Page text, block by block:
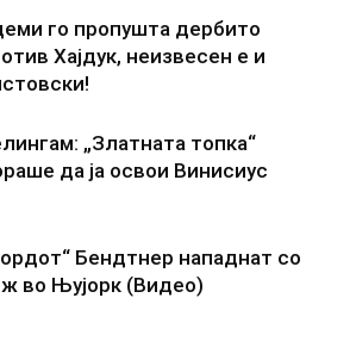
го пропушта дербито
Хајдук, неизвесен е и
„Златната топка“
да ја освои Винисиус
Бендтнер нападнат со
во Њујорк (Видео)